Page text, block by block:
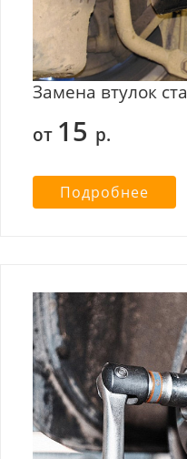
Замена втулок
от 15 р.
Подробнее